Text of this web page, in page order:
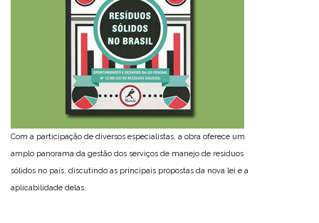
Com a participação de diversos especialistas, a obra oferece um
amplo panorama da gestão dos serviços de manejo de resíduos
sólidos no país, discutindo as principais propostas da nova lei e a
aplicabilidade delas.